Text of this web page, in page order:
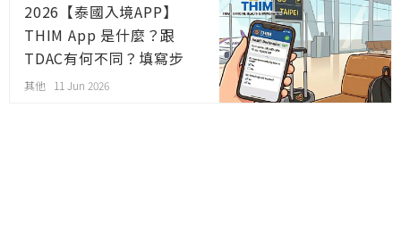
2026【泰國入境APP】
THIM App 是什麼？跟
TDAC有何不同？填寫步
驟、FAQ全攻略
其他 11 Jun 2026